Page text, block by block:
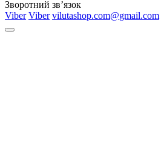
Зворотний зв’язок
Viber Viber vilutashop.com@gmail.com